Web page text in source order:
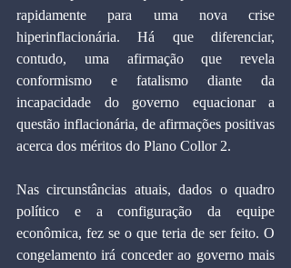
rapidamente para uma nova crise
hiperinflacionária. Há que diferenciar,
contudo, uma afirmação que revela
conformismo e fatalismo diante da
incapacidade do governo equacionar a
questão inflacionária, de afirmações positivas
acerca dos méritos do Plano Collor 2.
Nas circunstâncias atuais, dados o quadro
político e a configuração da equipe
econômica, fez se o que teria de ser feito. O
congelamento irá conceder ao governo mais